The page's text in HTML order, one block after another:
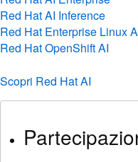
Red Hat AI Inference
Red Hat Enterprise Linux
Red Hat OpenShift AI
Scopri Red Hat AI